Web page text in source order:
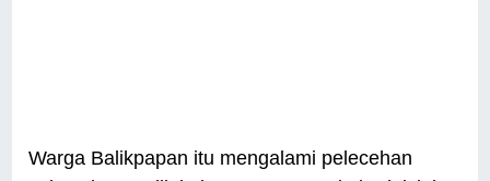
Warga Balikpapan itu mengalami pelecehan